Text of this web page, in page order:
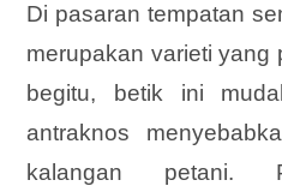
Di pasaran tempatan
merupakan varieti yang
begitu, betik ini
antraknos
kalangan petani.